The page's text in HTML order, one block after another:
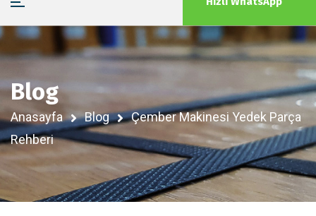
Blog
Anasayfa Blog
Çember Makinesi Yedek Parça
Rehberi